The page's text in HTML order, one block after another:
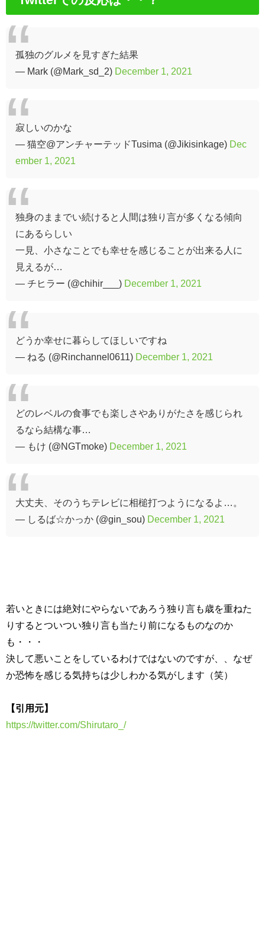
孤独のグルメを見すぎた結果
— Mark (@Mark_sd_2) December 1, 2021
寂しいのかな
— 猫空@アンチャーテッドTusima (@Jikisinkage) Dec
ember 1, 2021
独身のままでい続けると人間は独り言が多くなる傾向
にあるらしい
一見、小さなことでも幸せを感じることが出来る人に
見えるが…
— チヒラー (@chihir___) December 1, 2021
どうか幸せに暮らしてほしいですね
— ねる (@Rinchannel0611) December 1, 2021
どのレベルの食事でも楽しさやありがたさを感じられ
るなら結構な事…
— もけ (@NGTmoke) December 1, 2021
大丈夫、そのうちテレビに相槌打つようになるよ…。
— しるば☆かっか (@gin_sou) December 1, 2021
若いときには絶対にやらないであろう独り言も歳を重ねた
りするとついつい独り言も当たり前になるものなのか
も・・・
決して悪いことをしているわけではないのですが、、なぜ
か恐怖を感じる気持ちは少しわかる気がします（笑）
【引用元】
https://twitter.com/Shirutaro_/